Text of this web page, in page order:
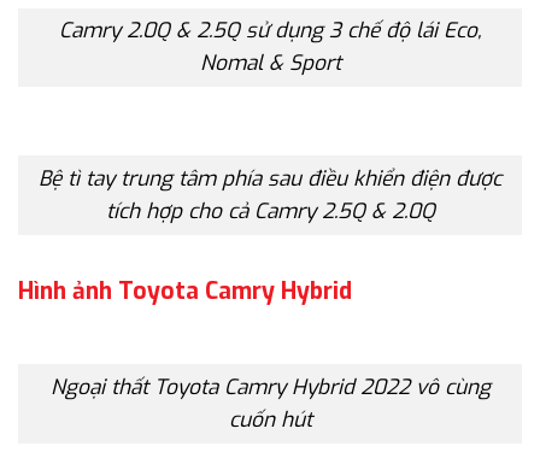
Camry 2.0Q & 2.5Q sử dụng 3 chế độ lái Eco,
Nomal & Sport
Bệ tì tay trung tâm phía sau điều khiển điện được
tích hợp cho cả Camry 2.5Q & 2.0Q
Hình ảnh Toyota Camry Hybrid
Ngoại thất Toyota Camry Hybrid 2022 vô cùng
cuốn hút